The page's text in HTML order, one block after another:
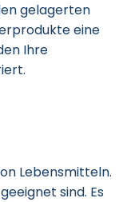
gelagerten
eine
Ihre
Lebensmitteln.
sind. Es